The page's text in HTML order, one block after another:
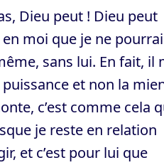
Dieu peut ! Dieu peut
moi que je ne
sans lui. En fait, il
et non la
c’est comme cela
je reste en relation
et c’est pour lui que